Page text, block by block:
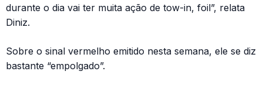
durante o dia vai ter muita ação de tow-in, foil”, relata
Diniz.
Sobre o sinal vermelho emitido nesta semana, ele se diz
bastante “empolgado”.